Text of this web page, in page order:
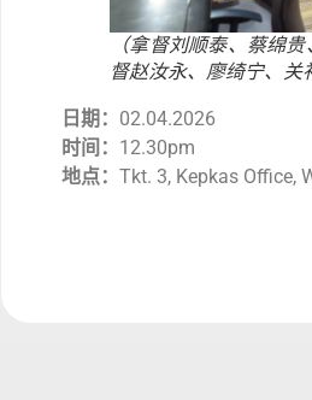
（拿督刘顺泰、蔡绵
督赵汝永、廖绮宁、关
日期： 02.04.2026
时间： 12.30pm
地点： Tkt. 3, Kepkas Office,